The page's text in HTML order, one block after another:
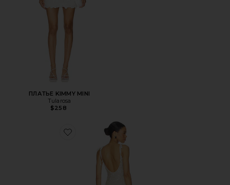
ПЛАТЬЕ KIMMY MINI
Tularosa
$258
Favorite ПЛАТЬЕ ANNIE